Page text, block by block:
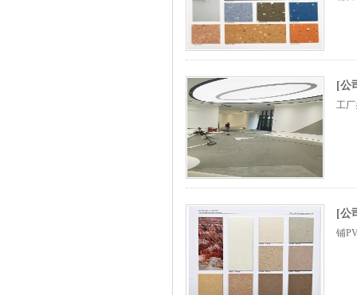
[公
工
[公
铺